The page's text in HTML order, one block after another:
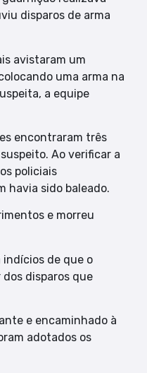
disparos de arma
avistaram um
uma arma na
a equipe
encontraram três
Ao verificar a
policiais
havia sido baleado.
e morreu
indícios de que o
disparos que
e encaminhado à
adotados os